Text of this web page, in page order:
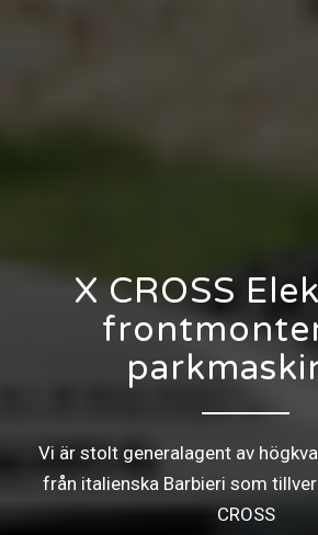
X CROSS
Vi är stolt generalagent av
från italienska Barbieri som
CROSS